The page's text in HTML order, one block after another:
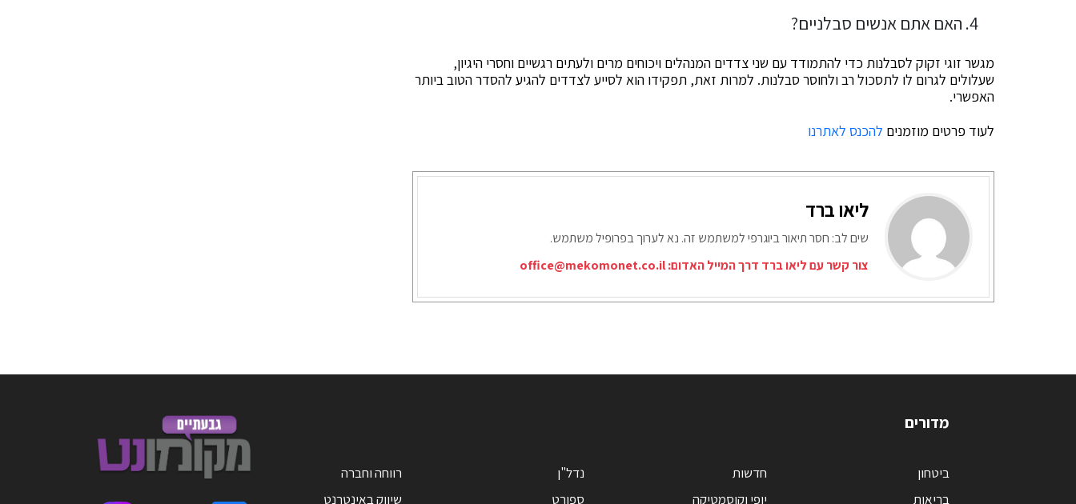
האם אתם אנשים סבלניים?
מגשר זוגי זקוק לסבלנות כדי להתמודד עם שני צדדים המנהלים ויכוחים מרים ולעתים רגשיים וחסרי היגיון,
שעלולים לגרום לו לתסכול רב ולחוסר סבלנות. למרות זאת, תפקידו הוא לסייע לצדדים להגיע להסדר הטוב ביותר
האפשרי.
לעוד פרטים מוזמנים להכנס לאתרנו
ליאו ברד
שים לב: חסר תיאור ביוגרפי למשתמש זה. נא לערוך בפרופיל משתמש.
צור קשר עם ליאו ברד דרך המייל האדום:office@mekomonet.co.il
מדורים
ביטחון
בריאות
חדשות
יופי וקוסמטיקה
נדל"ן
ספורט
רווחה וחברה
שיווק באינטרנט